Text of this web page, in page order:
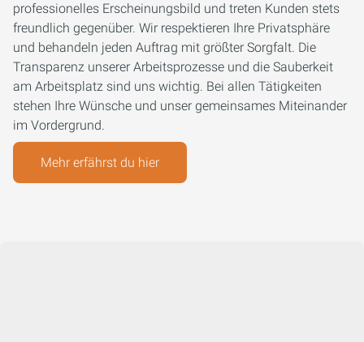
professionelles Erscheinungsbild und treten Kunden stets
freundlich gegenüber. Wir respektieren Ihre Privatsphäre
und behandeln jeden Auftrag mit größter Sorgfalt. Die
Transparenz unserer Arbeitsprozesse und die Sauberkeit
am Arbeitsplatz sind uns wichtig. Bei allen Tätigkeiten
stehen Ihre Wünsche und unser gemeinsames Miteinander
im Vordergrund.
Mehr erfährst du hier